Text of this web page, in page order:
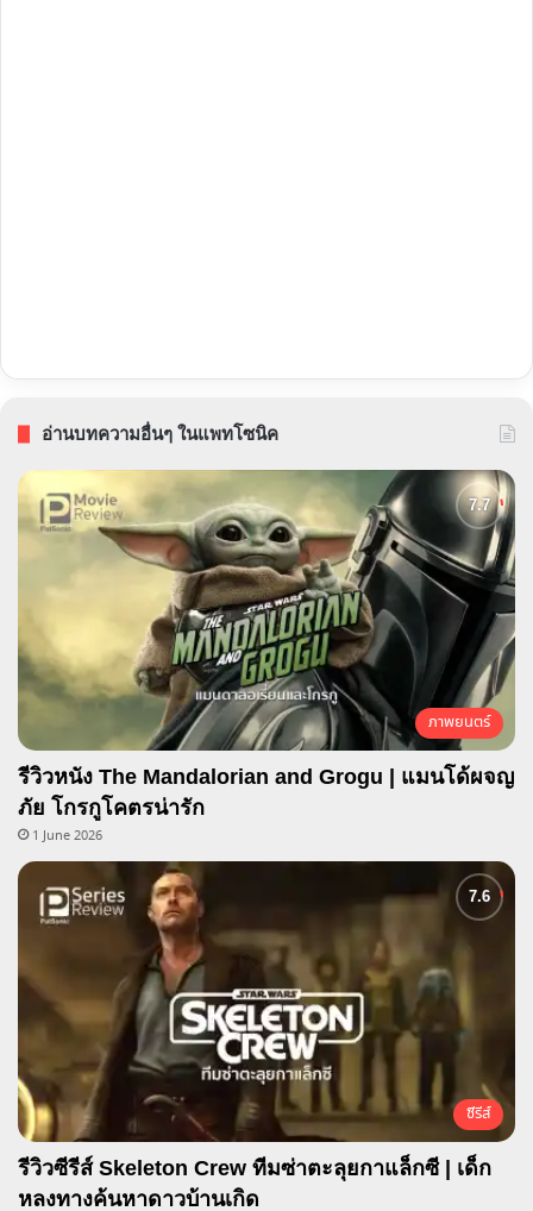
อ่านบทความอื่นๆ ในแพทโซนิค
ภาพยนตร์
รีวิวหนัง The Mandalorian and Grogu | แมนโด้ผจญ
ภัย โกรกูโคตรน่ารัก
1 June 2026
ซีรีส์
รีวิวซีรีส์ Skeleton Crew ทีมซ่าตะลุยกาแล็กซี | เด็ก
หลงทางค้นหาดาวบ้านเกิด